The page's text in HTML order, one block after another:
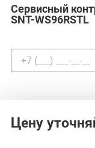
Сервисный
SNT-WS96RSTL
Цену